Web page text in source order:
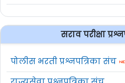
सराव परीक्षा
पोलीस भरती प्रश्नपत्रिका संच